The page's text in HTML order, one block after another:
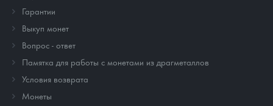
Гарантии
Выкуп монет
Вопрос - ответ
Памятка для работы с монетами из драгметаллов
Условия возврата
Монеты